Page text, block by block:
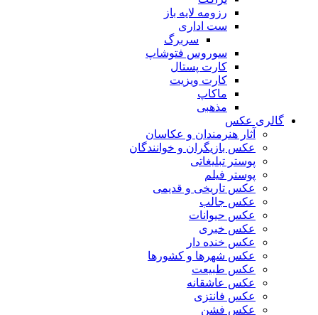
رزومه لایه باز
ست اداری
سربرگ
سوروس فتوشاپ
کارت پستال
کارت ویزیت
ماکاپ
مذهبی
گالری عکس
آثار هنرمندان و عکاسان
عکس بازیگران و خوانندگان
پوستر تبلیغاتی
پوستر فیلم
عکس تاریخی و قدیمی
عکس جالب
عکس حیوانات
عکس خبری
عکس خنده دار
عکس شهرها و کشورها
عکس طبیعت
عکس عاشقانه
عکس فانتزی
عکس فشن